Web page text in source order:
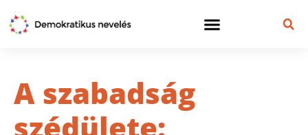
A szabadság
szédülete: